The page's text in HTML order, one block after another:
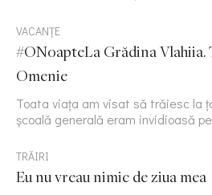
VACANȚE
#ONoapteLa Grădina Vlahiia.
Omenie
Toata viața am visat să trăiesc la
școală generală eram invidioasă
TRĂIRI
Eu nu vreau nimic de ziua mea